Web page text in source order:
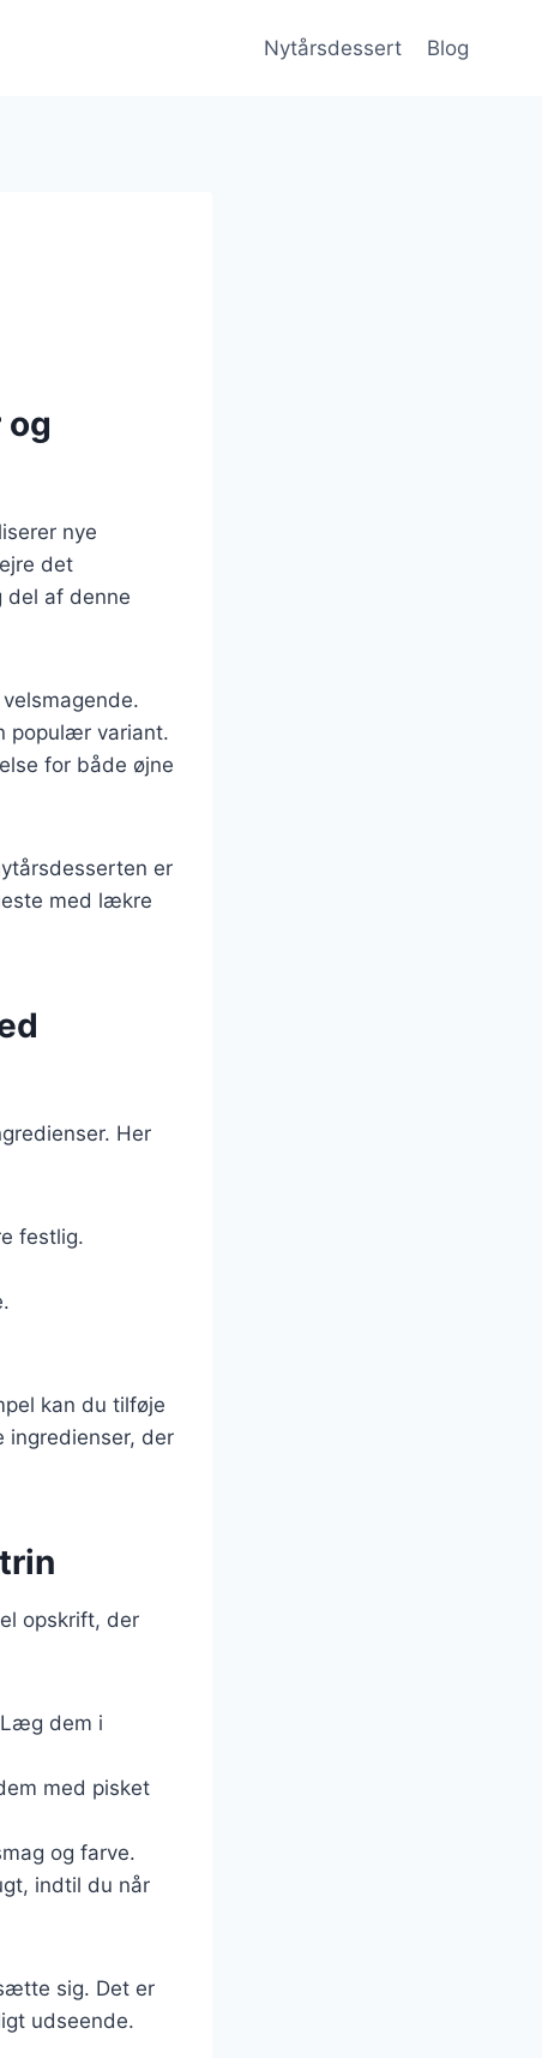
Nytårsdessert Blog
nye
det
del af denne
populær variant.
for både øjne
er
med lækre
Her
festlig.
kan du tilføje
ingredienser, der
opskrift, der
dem i
med pisket
og farve.
indtil du når
sig. Det er
udseende.